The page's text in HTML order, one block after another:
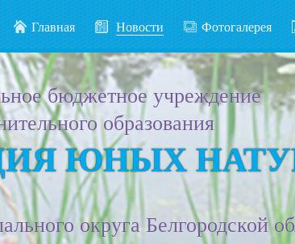
Главная Новости Фотогалерея
бюджетное учреждение
образования
ЮНЫХ
округа Белгородской